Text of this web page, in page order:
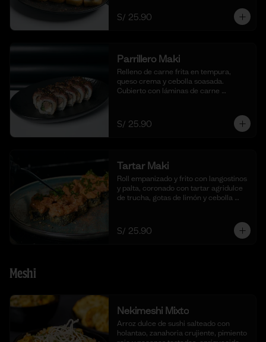
S/ 25.90
Parrillero Maki
Relleno de carne frita en tempura,
queso crema y cebolla soasada.
Cubierto con láminas de carne
S/ 25.90
Tartar Maki
Roll empanizado y frito con langostinos
y palta, coronado con tartar agridulce
de trucha, gotas de limón y cebolla
S/ 25.90
Meshi
Nekimeshi Mixto
Arroz dulce de sushi salteado con
holantao, zanahoria crujiente, pimiento